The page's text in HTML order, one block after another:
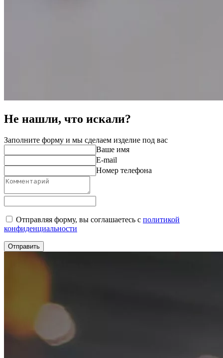
Не нашли, что искали?
Заполните форму и мы сделаем изделие под вас
Ваше имя
E-mail
Номер телефона
Отправляя форму, вы соглашаетесь с политикой
конфиденциальности
Отправить